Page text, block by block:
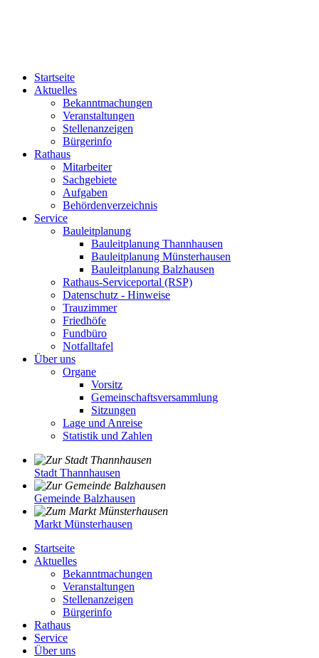
Startseite
Aktuelles
Bekanntmachungen
Veranstaltungen
Stellenanzeigen
Bürgerinfo
Rathaus
Mitarbeiter
Sachgebiete
Aufgaben
Behördenverzeichnis
Service
Bauleitplanung
Bauleitplanung Thannhausen
Bauleitplanung Münsterhausen
Bauleitplanung Balzhausen
Rathaus-Serviceportal (RSP)
Datenschutz - Hinweise
Trauzimmer
Friedhöfe
Fundbüro
Notfalltafel
Über uns
Organe
Vorsitz
Gemeinschaftsversammlung
Sitzungen
Lage und Anreise
Statistik und Zahlen
Stadt Thannhausen
Gemeinde Balzhausen
Markt Münsterhausen
Startseite
Aktuelles
Bekanntmachungen
Veranstaltungen
Stellenanzeigen
Bürgerinfo
Rathaus
Service
Über uns